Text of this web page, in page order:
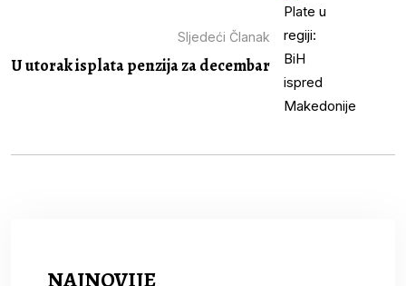
Sljedeći Članak
U utorak isplata penzija za decembar
NAJNOVIJE